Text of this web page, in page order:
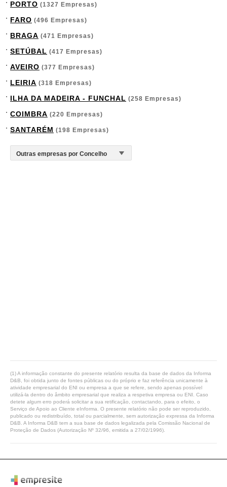
PORTO (1327 Empresas)
FARO (496 Empresas)
BRAGA (471 Empresas)
SETÚBAL (417 Empresas)
AVEIRO (377 Empresas)
LEIRIA (318 Empresas)
ILHA DA MADEIRA - FUNCHAL (258 Empresas)
COIMBRA (220 Empresas)
SANTARÉM (198 Empresas)
(1) A informação constante do presente relatório resulta da base de dados da Informa
D&B, foi obtida junto de fontes públicas ou do próprio e faz referência unicamente à
atividade empresarial do ENI ou empresa a que se refere, sendo apenas possível
utilizá-la dentro do âmbito empresarial que realiza a respetiva empresa ou ENI. Caso
detete algum erro poderá solicitar a sua retificação, contactando, para o efeito, o
Serviço de Apoio ao Cliente eInforma. O presente relatório não pode ser reproduzido,
publicado ou redistribuído, total ou parcialmente, sem autorização expressa da Informa
D&B. A Informa D&B tem a sua base de dados legalizada pela Comissão Nacional de
Proteção de Dados (Autorização Nº 32/96, emitida a 27/02/1996).